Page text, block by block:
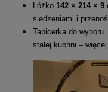
Łóżko 142 × 214 × 9
siedzeniami i
Tapicerka do
stałej kuchni –